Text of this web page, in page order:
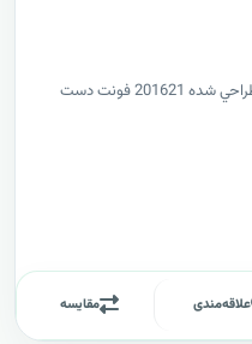
جذابترين و کارآمد ترين فونت هاي فارسي طراحي شده 201621 فونت دست
علاقه‌مندی مقایسه